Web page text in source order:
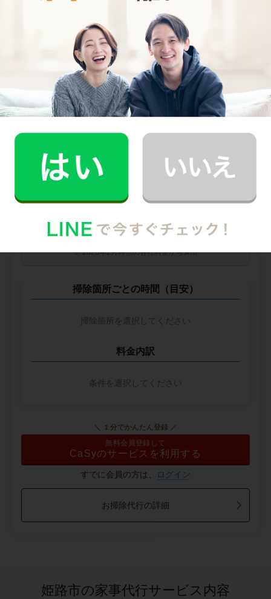
他社との比較
業界大手B社
--円
中堅CH社
--
※ 2026年2月時点の各社料金から算出
掃除箇所ごとの時間（目安）
掃除箇所を選択してください
料金内訳
条件を選択してください
＼ １分でかんたん登録 ／
無料会員登録して
CaSyのサービスを利用する
すでに会員の方は、 ログイン
お掃除代行の詳細
姫路市の家事代行サービス内容